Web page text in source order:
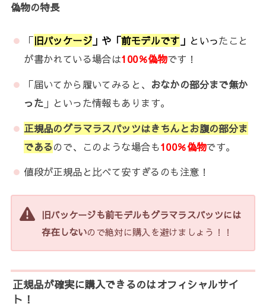
偽物の特長
「旧パッケージ 」や「前モデルです 」 といったこと
が書かれている場合は100％偽物です！
「届いてから履いてみると、
おなかの部分まで無か
った」といった情報もあります。
正規品のグラマラスパッツはきちんとお腹の部分ま
であるので、このような場合も100％偽物です。
値段が正規品と比べて安すぎるのも注意！
旧パッケージも前モデルもグラマラスパッツには
存在しないので絶対に購入を避けましょう！！
正規品が確実に購入できるのはオフィシャルサイ
ト！